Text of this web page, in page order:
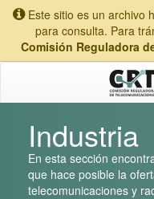
Este sitio es un archivo
para consulta. Para
Comisión Reguladora
Industria
En esta sección
que hace posible la
telecomunicaciones y